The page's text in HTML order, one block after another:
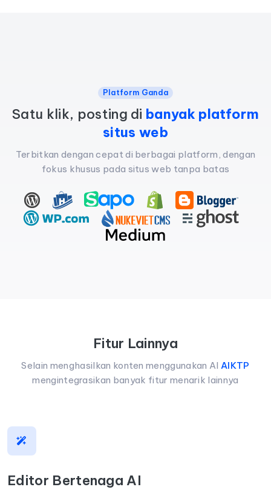
Platform Ganda
Satu klik, posting di banyak platform
situs web
Terbitkan dengan cepat di berbagai platform, dengan
fokus khusus pada situs web tanpa batas
Fitur Lainnya
Selain menghasilkan konten menggunakan AI AIKTP
mengintegrasikan banyak fitur menarik lainnya
Editor Bertenaga AI